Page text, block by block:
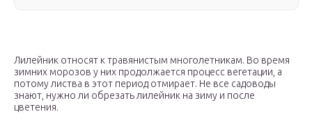
Лилейник относят к травянистым многолетникам. Во время
зимних морозов у них продолжается процесс вегетации, а
потому листва в этот период отмирает. Не все садоводы
знают, нужно ли обрезать лилейник на зиму и после
цветения.